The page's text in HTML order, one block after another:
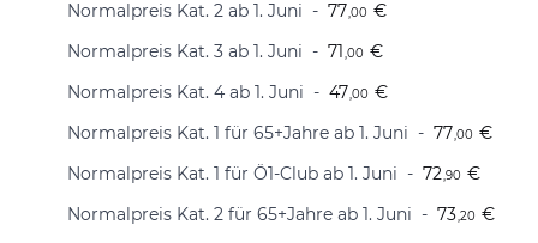
Normalpreis Kat. 2 ab 1. Juni
77,00 €
Normalpreis Kat. 3 ab 1. Juni
71,00 €
Normalpreis Kat. 4 ab 1. Juni
47,00 €
Normalpreis Kat. 1 für 65+Jahre ab 1. Juni
77,00 €
Normalpreis Kat. 1 für Ö1-Club ab 1. Juni
72,90 €
Normalpreis Kat. 2 für 65+Jahre ab 1. Juni
73,20 €